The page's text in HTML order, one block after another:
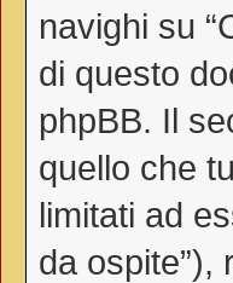
navighi su
di questo
phpBB. Il
quello che
limitati ad
da ospite”),